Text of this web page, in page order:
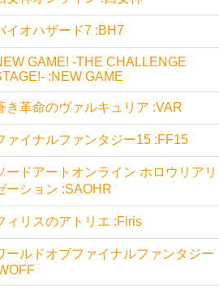
イオハザード7 :BH7
GAME! -THE CHALLENGE
:NEW GAME
き革命のヴァルキュリア :VAR
ァイナルファンタジー15 :FF15
ードアートオンライン ホロウリアリ
ーション :SAOHR
ィリスのアトリエ :Firis
ールドオブファイナルファンタジー